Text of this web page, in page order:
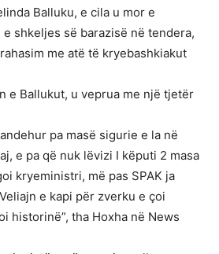
Balluku, e cila u mor e
shkeljes së barazisë në tendera,
me atë të kryebashkiakut
e Ballukut, u veprua me një tjetër
pa masë sigurie e la në
e pa që nuk lëvizi I këputi 2 masa
kryeministri, më pas SPAK ja
e kapi për zverku e çoi
historinë”, tha Hoxha në News